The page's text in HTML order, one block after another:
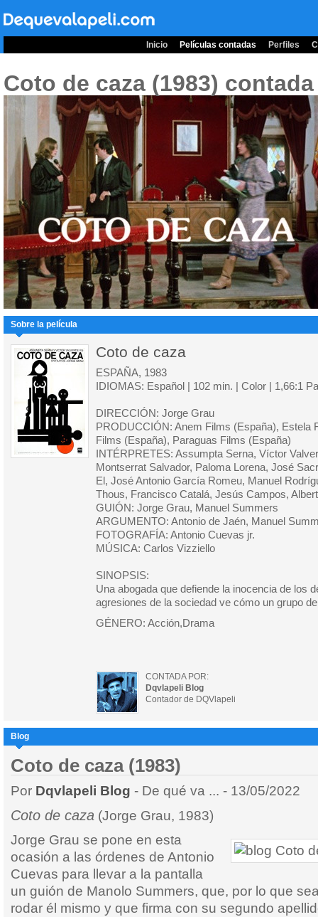
Inicio Películas contadas Perfiles
Coto de caza (1983)
Sobre la película
Coto de caza
ESPAÑA, 1983
IDIOMAS: Español | 102 min. | Color | 1,66:1
DIRECCIÓN: Jorge Grau
PRODUCCIÓN: Anem Films (España), Estela
Films (España), Paraguas Films (España)
INTÉRPRETES: Assumpta Serna, Víctor
Montserrat Salvador, Paloma Lorena, José
El, José Antonio García Romeu, Manuel
Thous, Francisco Catalá, Jesús Campos,
GUIÓN: Jorge Grau, Manuel Summers
ARGUMENTO: Antonio de Jaén, Manuel
FOTOGRAFÍA: Antonio Cuevas jr.
MÚSICA: Carlos Vizziello
SINOPSIS:
Una abogada que defiende la inocencia de los
agresiones de la sociedad ve cómo un grupo
GÉNERO: Acción,Drama
CONTADA POR:
Dqvlapeli Blog
Contador de DQVlapeli
Blog
Coto de caza (1983)
Por Dqvlapeli Blog - De qué va ... - 13/05/2022
Coto de caza (Jorge Grau, 1983)
Jorge Grau se pone en esta
ocasión a las órdenes de Antonio
Cuevas para llevar a la pantalla
un guión de Manolo Summers, que, por lo que
rodar él mismo y que firma con su segundo